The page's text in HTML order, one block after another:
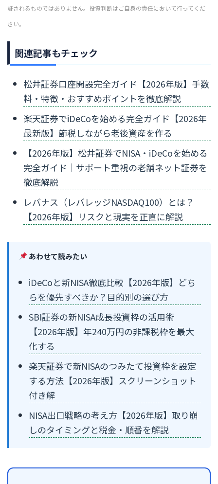
証されるものではありません。投資判断はご自身の責任において行ってくだ
さい。
関連記事もチェック
松井証券口座開設完全ガイド【2026年版】手数
料・特徴・おすすめポイントを徹底解説
楽天証券でiDeCoを始める完全ガイド【2026年
最新版】節税しながら老後資産を作る
【2026年版】松井証券でNISA・iDeCoを始める
完全ガイド｜サポート重視の老舗ネット証券を
徹底解説
レバナス（レバレッジNASDAQ100）とは？
【2026年版】リスクと現実を正直に解説
あわせて読みたい
iDeCoと新NISA徹底比較【2026年版】どち
らを優先すべきか？目的別の選び方
SBI証券の新NISA成長投資枠の活用術
【2026年版】年240万円の非課税枠を最大
化する
楽天証券で新NISAのつみたて投資枠を設定
する方法【2026年版】スクリーンショット
付き解
NISA出口戦略の考え方【2026年版】取り崩
しのタイミングと税金・順番を解説